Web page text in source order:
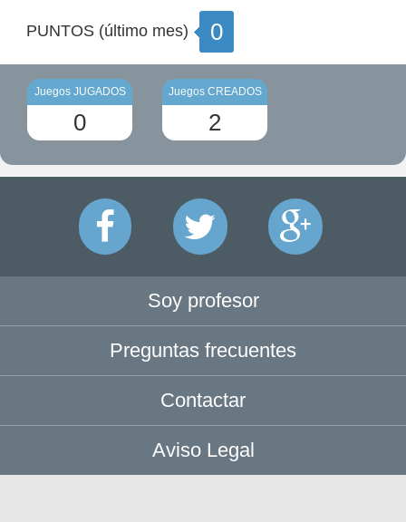
PUNTOS (último mes) 0
Juegos JUGADOS
0
Juegos CREADOS
2
Soy profesor
Preguntas frecuentes
Contactar
Aviso Legal